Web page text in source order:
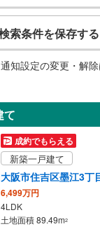
索条件を保存する
知設定の変更・解
て
成約でもらえる
新築一戸建て
大阪市住吉区墨江3丁
6,499万円
4LDK
土地面積 89.49m2